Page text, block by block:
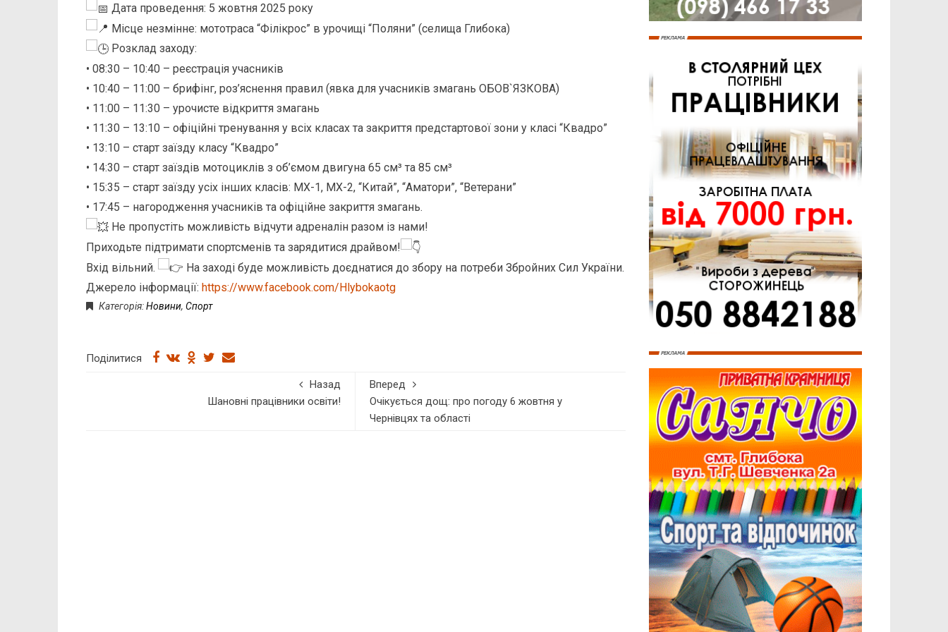
Дата проведення: 5 жовтня 2025 року
Місце незмінне: мототраса “Філікрос” в урочищі “Поляни” (селища Глибока)
Розклад заходу:
• 08:30 – 10:40 – реєстрація учасників
• 10:40 – 11:00 – брифінг, роз’яснення правил (явка для учасників змагань ОБОВ`ЯЗКОВА)
• 11:00 – 11:30 – урочисте відкриття змагань
• 11:30 – 13:10 – офіційні тренування у всіх класах та закриття предстартової зони у класі “Квадро”
• 13:10 – старт заїзду класу “Квадро”
• 14:30 – старт заїздів мотоциклів з об’ємом двигуна 65 см³ та 85 см³
• 15:35 – старт заїзду усіх інших класів: МХ-1, МХ-2, “Китай”, “Аматори”, “Ветерани”
• 17:45 – нагородження учасників та офіційне закриття змагань.
Не пропустіть можливість відчути адреналін разом із нами!
Приходьте підтримати спортсменів та зарядитися драйвом!
Вхід вільний.
На заході буде можливість доєднатися до збору на потреби Збройних Сил України.
Джерело інформації: https://www.facebook.com/Hlybokaotg
Категорія:Новини, Спорт
Поділитися
Назад
Шановні працівники освіти!
Вперед
Очікується дощ: про погоду 6 жовтня у
Чернівцях та області